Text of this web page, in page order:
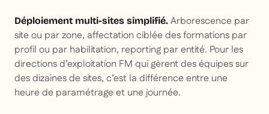
Déploiement multi-sites simplifié. Arborescence par
site ou par zone, affectation ciblée des formations par
profil ou par habilitation, reporting par entité. Pour les
directions d’exploitation FM qui gèrent des équipes sur
des dizaines de sites, c’est la différence entre une
heure de paramétrage et une journée.